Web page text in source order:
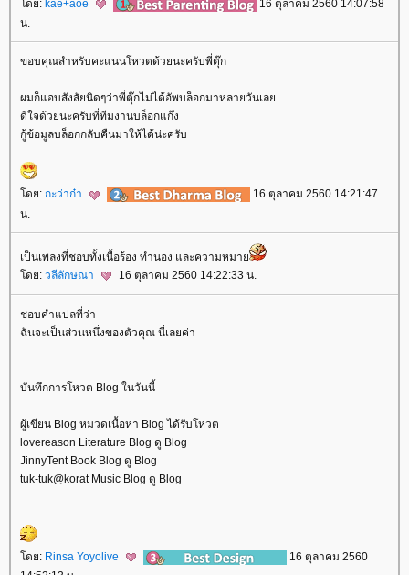
ดย: kae+aoe
16 ตุลาคม 2560 14:07:58
น.
ขอบคุณสำหรับคะแนนโหวตด้วยนะครับพี่ตุ๊ก
ผมก็แอบสังสัยนิดๆว่าพี่ตุ๊กไม่ได้อัพบล็อกมาหลายวันเล
ดีใจด้วยนะครับที่ทีมงานบล็อกแก๊ง
กู้ข้อมูลบล็อกกลับคืนมาให้ได้น่ะครับ
ดย: กะว่าก๋า
16 ตุลาคม 2560 14:21:47
น.
เป็นเพลงที่ชอบทั้งเนื้อร้อง ทำนอง และความหมา
ดย: วลีลักษณา 16 ตุลาคม 2560 14:22:33 น.
ชอบคำแปลที่ว่า
ฉันจะเป็นส่วนหนึ่งของตัวคุณ นี่เลยค่า
บันทึกการโหวต Blog ในวันนี้
ผู้เขียน Blog หมวดเนื้อหา Blog ได้รับโหวต
lovereason Literature Blog ดู Blog
JinnyTent Book Blog ดู Blog
tuk-tuk@korat Music Blog ดู Blog
ดย: Rinsa Yoyolive
16 ตุลาคม 2560